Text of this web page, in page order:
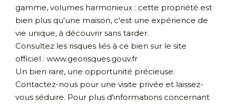
gamme, volumes harmonieux : cette propriété est
bien plus qu'une maison, c'est une expérience de
vie unique, à découvrir sans tarder.
Consultez les risques liés à ce bien sur le site
officiel : www.georisques.gouv.fr
Un bien rare, une opportunité précieuse.
Contactez-nous pour une visite privée et laissez-
vous séduire. Pour plus d'informations concernant